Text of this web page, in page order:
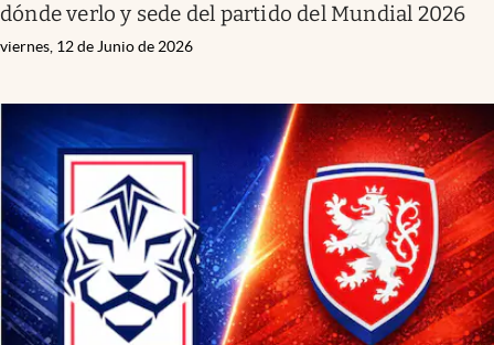
dónde verlo y sede del partido del Mundial 2026
viernes, 12 de Junio de 2026